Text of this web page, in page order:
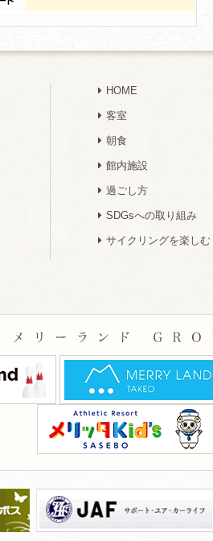
HOME
客室
朝食
館内施設
過ごし方
SDGsへの取り組み
サイクリングを楽しむ